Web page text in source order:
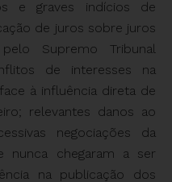
e graves indícios de
de juros sobre juros
Supremo Tribunal
de interesses na
à influência direta de
relevantes danos ao
negociações da
nunca chegaram a ser
na publicação dos